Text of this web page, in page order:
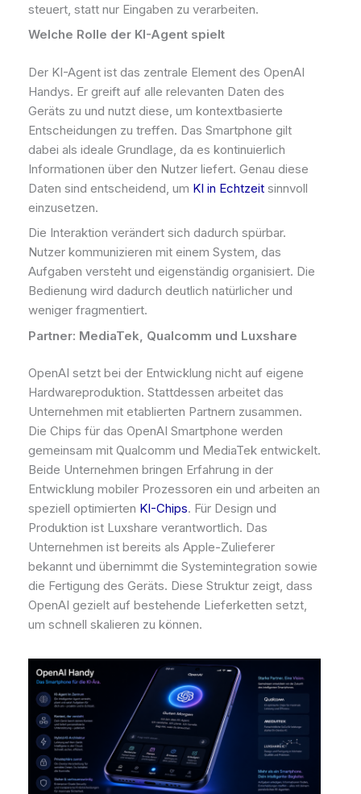
steuert, statt nur Eingaben zu verarbeiten.
Welche Rolle der KI-Agent spielt
Der KI-Agent ist das zentrale Element des OpenAI
Handys. Er greift auf alle relevanten Daten des
Geräts zu und nutzt diese, um kontextbasierte
Entscheidungen zu treffen. Das Smartphone gilt
dabei als ideale Grundlage, da es kontinuierlich
Informationen über den Nutzer liefert. Genau diese
Daten sind entscheidend, um KI in Echtzeit sinnvoll
einzusetzen.
Die Interaktion verändert sich dadurch spürbar.
Nutzer kommunizieren mit einem System, das
Aufgaben versteht und eigenständig organisiert. Die
Bedienung wird dadurch deutlich natürlicher und
weniger fragmentiert.
Partner: MediaTek, Qualcomm und Luxshare
OpenAI setzt bei der Entwicklung nicht auf eigene
Hardwareproduktion. Stattdessen arbeitet das
Unternehmen mit etablierten Partnern zusammen.
Die Chips für das OpenAI Smartphone werden
gemeinsam mit Qualcomm und MediaTek entwickelt.
Beide Unternehmen bringen Erfahrung in der
Entwicklung mobiler Prozessoren ein und arbeiten an
speziell optimierten KI-Chips. Für Design und
Produktion ist Luxshare verantwortlich. Das
Unternehmen ist bereits als Apple-Zulieferer
bekannt und übernimmt die Systemintegration sowie
die Fertigung des Geräts. Diese Struktur zeigt, dass
OpenAI gezielt auf bestehende Lieferketten setzt,
um schnell skalieren zu können.